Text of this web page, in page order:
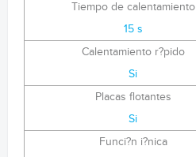
Tiempo de calentamiento
15 s
Calentamiento r?pido
Si
Placas flotantes
Si
Funci?n i?nica